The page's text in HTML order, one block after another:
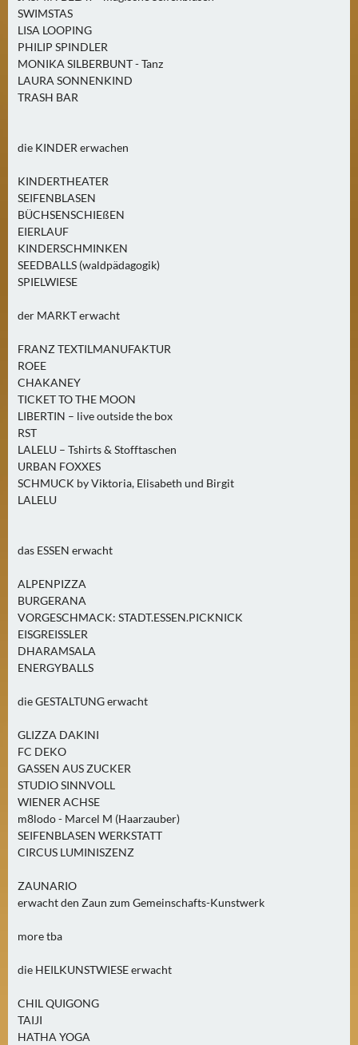
E
R
(
0
)
SWIMSTAS
LISA LOOPING
PHILIP SPINDLER
MONIKA SILBERBUNT - Tanz
LAURA SONNENKIND
TRASH BAR
die KINDER erwachen
KINDERTHEATER
SEIFENBLASEN
BÜCHSENSCHIEßEN
EIERLAUF
KINDERSCHMINKEN
SEEDBALLS (waldpädagogik)
SPIELWIESE
der MARKT erwacht
FRANZ TEXTILMANUFAKTUR
ROEE
CHAKANEY
TICKET TO THE MOON
LIBERTIN – live outside the box
RST
LALELU – Tshirts & Stofftaschen
URBAN FOXXES
SCHMUCK by Viktoria, Elisabeth und Birgit
LALELU
das ESSEN erwacht
ALPENPIZZA
BURGERANA
VORGESCHMACK: STADT.ESSEN.PICKNICK
EISGREISSLER
DHARAMSALA
ENERGYBALLS
die GESTALTUNG erwacht
GLIZZA DAKINI
FC DEKO
GASSEN AUS ZUCKER
STUDIO SINNVOLL
WIENER ACHSE
m8lodo - Marcel M (Haarzauber)
SEIFENBLASEN WERKSTATT
CIRCUS LUMINISZENZ
ZAUNARIO
erwacht den Zaun zum Gemeinschafts-Kunstwerk
more tba
die HEILKUNSTWIESE erwacht
CHIL QUIGONG
TAIJI
HATHA YOGA